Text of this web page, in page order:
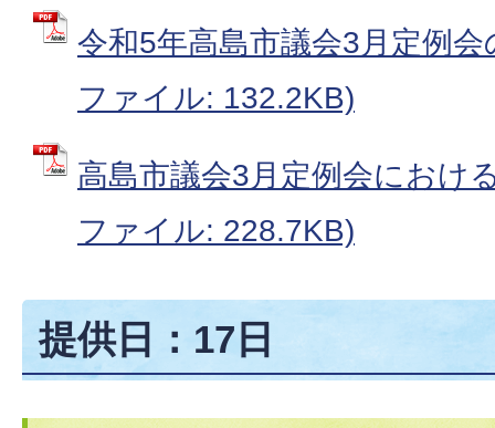
令和5年高島市議会3月定例
ファイル: 132.2KB)
高島市議会3月定例会におけ
ファイル: 228.7KB)
提供日：17日